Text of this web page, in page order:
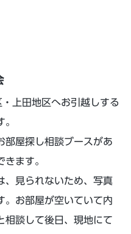
上田地区へお引越しする
部屋探し相談ブースがあ
ます。
、見られないため、写真
。お部屋が空いていて内
相談して後日、現地にて